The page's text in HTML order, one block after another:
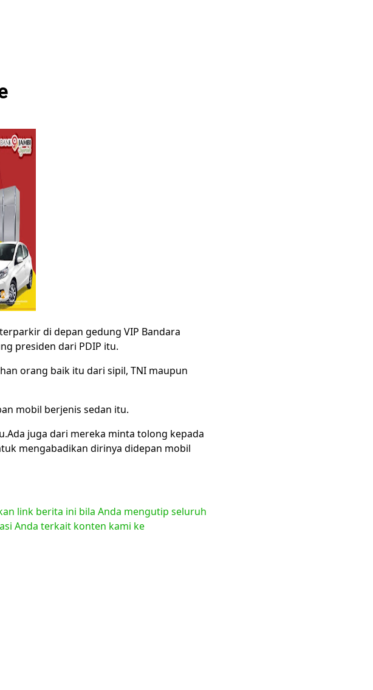
di depan gedung VIP Bandara
presiden dari PDIP itu.
orang baik itu dari sipil, TNI maupun
mobil berjenis sedan itu.
juga dari mereka minta tolong kepada
mengabadikan dirinya didepan mobil
link berita ini bila Anda mengutip seluruh
Anda terkait konten kami ke